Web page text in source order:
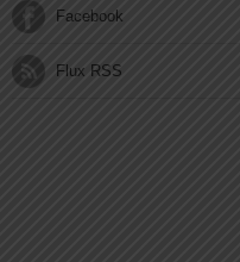
Facebook
Flux RSS